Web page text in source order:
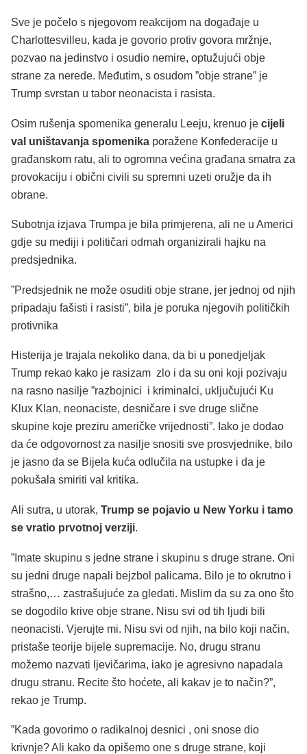
Sve je počelo s njegovom reakcijom na događaje u
Charlottesvilleu, kada je govorio protiv govora mržnje,
pozvao na jedinstvo i osudio nemire, optužujući obje
strane za nerede. Međutim, s osudom ”obje strane” je
Trump svrstan u tabor neonacista i rasista.
Osim rušenja spomenika generalu Leeju, krenuo je cijeli
val uništavanja spomenika poražene Konfederacije u
građanskom ratu, ali to ogromna većina građana smatra za
provokaciju i obični civili su spremni uzeti oružje da ih
obrane.
Subotnja izjava Trumpa je bila primjerena, ali ne u Americi
gdje su mediji i političari odmah organizirali hajku na
predsjednika.
”Predsjednik ne može osuditi obje strane, jer jednoj od njih
pripadaju fašisti i rasisti”, bila je poruka njegovih političkih
protivnika
Histerija je trajala nekoliko dana, da bi u ponedjeljak
Trump rekao kako je rasizam zlo i da su oni koji pozivaju
na rasno nasilje ”razbojnici i kriminalci, uključujući Ku
Klux Klan, neonaciste, desničare i sve druge slične
skupine koje preziru američke vrijednosti”. Iako je dodao
da će odgovornost za nasilje snositi sve prosvjednike, bilo
je jasno da se Bijela kuća odlučila na ustupke i da je
pokušala smiriti val kritika.
Ali sutra, u utorak, Trump se pojavio u New Yorku i tamo
se vratio prvotnoj verziji.
”Imate skupinu s jedne strane i skupinu s druge strane. Oni
su jedni druge napali bejzbol palicama. Bilo je to okrutno i
strašno,… zastrašujuće za gledati. Mislim da su za ono što
se dogodilo krive obje strane. Nisu svi od tih ljudi bili
neonacisti. Vjerujte mi. Nisu svi od njih, na bilo koji način,
pristaše teorije bijele supremacije. No, drugu stranu
možemo nazvati ljevičarima, iako je agresivno napadala
drugu stranu. Recite što hoćete, ali kakav je to način?”,
rekao je Trump.
”Kada govorimo o radikalnoj desnici , oni snose dio
krivnje? Ali kako da opišemo one s druge strane, koji